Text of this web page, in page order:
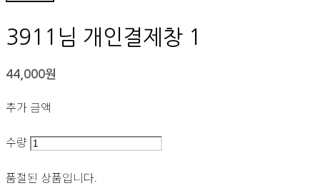
3911님 개인결제창 1
44,000원
추가 금액
수량
품절된 상품입니다.